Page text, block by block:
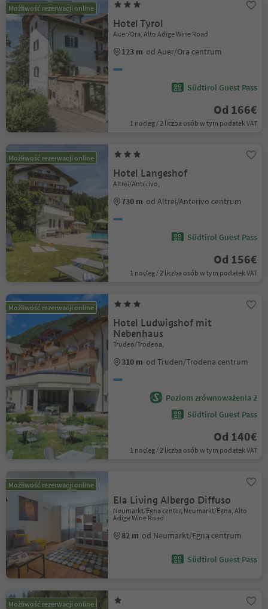
Możliwość rezerwacji online
Hotel Tyrol
Auer/Ora, Alto Adige Wine Road
123 m od Auer/Ora centrum
Südtirol Guest Pass
Od 166€
1 nocleg / 2 liczba osób w tym podatek VAT
Możliwość rezerwacji online
Hotel Langeshof
Altrei/Anterivo,
730 m od Altrei/Anterivo centrum
Südtirol Guest Pass
Od 156€
1 nocleg / 2 liczba osób w tym podatek VAT
Możliwość rezerwacji online
Hotel Ludwigshof mit
Nebenhaus
Truden/Trodena,
310 m od Truden/Trodena centrum
Poziom zrównoważenia 2
Südtirol Guest Pass
Od 140€
1 nocleg / 2 liczba osób w tym podatek VAT
Możliwość rezerwacji online
Ela Living Albergo Diffuso
Neumarkt/Egna center, Neumarkt/Egna, Alto
Adige Wine Road
82 m od Neumarkt/Egna centrum
Südtirol Guest Pass
Możliwość rezerwacji online